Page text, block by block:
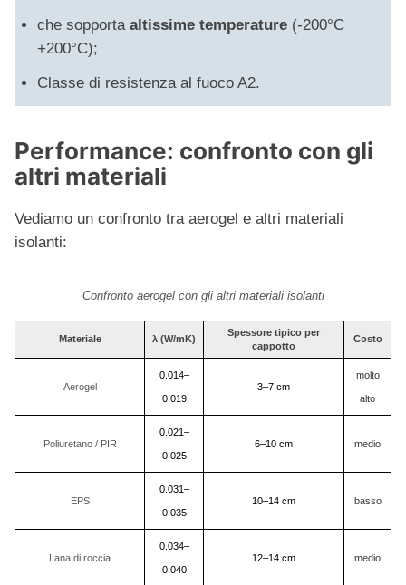
che sopporta altissime temperature (-200°C
+200°C);
Classe di resistenza al fuoco A2.
Performance: confronto con gli
altri materiali
Vediamo un confronto tra aerogel e altri materiali
isolanti:
Confronto aerogel con gli altri materiali isolanti
Materiale λ (W/mK)
Spessore tipico per
cappotto
Costo
Aerogel
0.014–
0.019
3–7 cm
molto
alto
Poliuretano / PIR
0.021–
0.025
6–10 cm medio
EPS
0.031–
0.035
10–14 cm basso
Lana di roccia
0.034–
0.040
12–14 cm medio